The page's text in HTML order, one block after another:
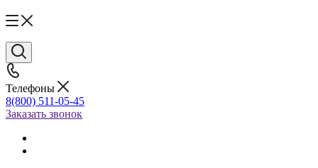
Телефоны
8(800) 511-05-45
Заказать звонок